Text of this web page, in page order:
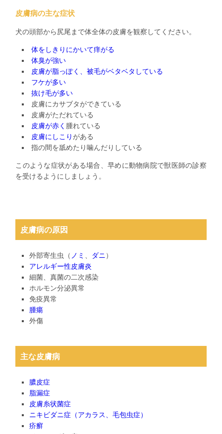
皮膚病の主な症状
犬の頭部から尻尾まで体全体の皮膚を観察してください。
体をしきりにかいて痒がる
体臭が強い
皮膚が脂っぽく、被毛がベタベタしている
フケが多い
抜け毛が多い
皮膚にカサブタができている
皮膚がただれている
皮膚が赤く 腫れている
皮膚にしこり がある
指の間を舐めたり噛んだりしている
このような症状がある場合、早めに動物病院で獣医師の診察
を受けるようにしましょう。
皮膚病の原因
外部寄生虫（ ノミ 、 ダニ）
アレルギー性皮膚炎
細菌、真菌の二次感染
ホルモン分泌異常
免疫異常
腫瘍
外傷
主な皮膚病
膿皮症
脂漏症
皮膚糸状菌症
ニキビダニ症（アカラス、毛包虫症）
疥癬